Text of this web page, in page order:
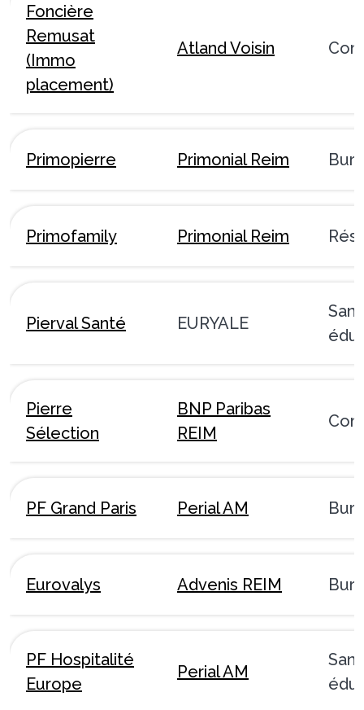
Foncière
Remusat
(Immo
placement)
Atland Voisin
Primopierre Primonial Reim
Primofamily Primonial Reim
Pierval Santé EURYALE
Pierre
Sélection
BNP Paribas
REIM
PF Grand Paris Perial AM
Eurovalys Advenis REIM
PF Hospitalité
Europe
Perial AM